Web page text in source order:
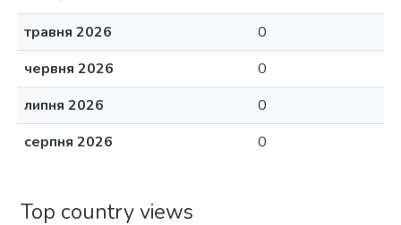
травня 2026
0
червня 2026
0
липня 2026
0
серпня 2026
0
Top country views